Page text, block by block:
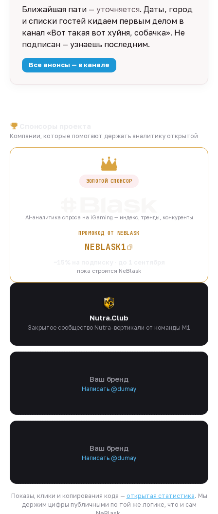
Ближайшая пати — уточняется. Даты, город
и списки гостей кидаем первым делом в
канал «Вот такая вот хуйня, собачка». Не
подписан — узнаешь последним.
Все анонсы — в канале
Компании, которые помогают держать аналитику открытой
ЗОЛОТОЙ СПОНСОР
AI-аналитика спроса на iGaming — индекс, тренды, конкуренты
ПРОМОКОД ОТ NEBLASK
NEBLASK1
пока строится NeBlask
Nutra.Club
Закрытое сообщество Nutra-вертикали от команды M1
Ваш бренд
Написать @dumay
Ваш бренд
Написать @dumay
Показы, клики и копирования кода — открытая статистика. Мы
держим цифры публичными по той же логике, что и сам